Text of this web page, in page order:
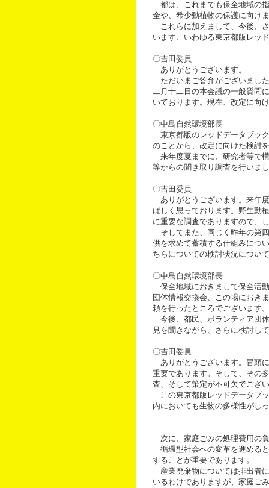
都は、これまでも保全地域の
全や、希少動植物の保護に向け
これらに加えまして、今後、
います、いわゆる東京都版レッ
〇吉田委員
ありがとうございます。
ただいまご答弁がございまし
二月十二日の本会議の一般質問
いております。現在、改定に向
〇中島自然環境部長
東京都版のレッドデータブッ
のことから、改定に向けた検討
来年度夏までに、研究者等で
等からの聞き取り調査を行いま
〇吉田委員
ありがとうございます。来年
ばしく思っております。野生動
に重要な調査でありますので、
そしてまた、同じく昨年の第
供を求めて蓄積する仕組みにつ
ちらについての検討状況につい
〇中島自然環境部長
保全地域におきまして保全活
団体情報交換会、この場におき
頼を行ったところでございます。
今後、都民、ボランティア団
見を聞きながら、さらに検討し
〇吉田委員
ありがとうございます。冒頭
重要であります。そして、その
査、そして策定が不可欠でござ
この東京都版レッドデータブ
内においても生物の多様性がし
次に、家庭ごみの処理費用の
循環型社会への変革を進める
することが重要であります。
産業廃棄物については排出者
いるわけでありますが、家庭ご